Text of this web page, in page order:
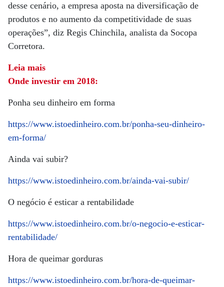
desse cenário, a empresa aposta na diversificação de
produtos e no aumento da competitividade de suas
operações”, diz Regis Chinchila, analista da Socopa
Corretora.
Leia mais
Onde investir em 2018:
Ponha seu dinheiro em forma
https://www.istoedinheiro.com.br/ponha-seu-dinheiro-
em-forma/
Ainda vai subir?
https://www.istoedinheiro.com.br/ainda-vai-subir/
O negócio é esticar a rentabilidade
https://www.istoedinheiro.com.br/o-negocio-e-esticar-
rentabilidade/
Hora de queimar gorduras
https://www.istoedinheiro.com.br/hora-de-queimar-